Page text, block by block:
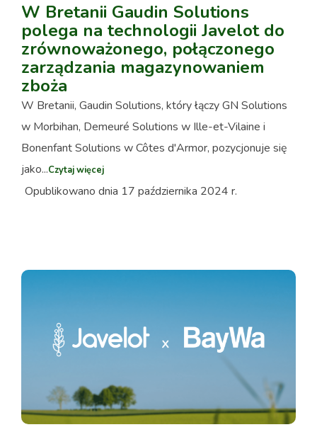
W Bretanii Gaudin Solutions
polega na technologii Javelot do
zrównoważonego, połączonego
zarządzania magazynowaniem
zboża
W Bretanii, Gaudin Solutions, który łączy GN Solutions
w Morbihan, Demeuré Solutions w Ille-et-Vilaine i
Bonenfant Solutions w Côtes d'Armor, pozycjonuje się
jako...Czytaj więcej
Opublikowano dnia 17 października 2024 r.